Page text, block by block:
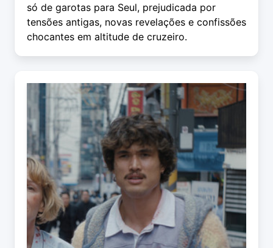
só de garotas para Seul, prejudicada por
tensões antigas, novas revelações e confissões
chocantes em altitude de cruzeiro.